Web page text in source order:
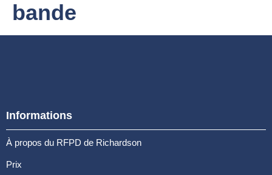
bande
Informations
À propos du RFPD de Richardson
Prix